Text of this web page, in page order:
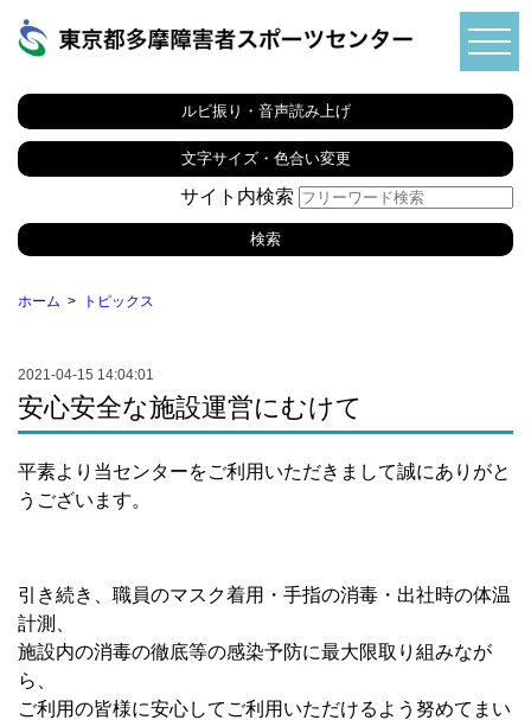
ルビ振り・音声読み上げ
文字サイズ・色合い変更
サイト内検索
ホーム トピックス
2021-04-15 14:04:01
安心安全な施設運営にむけて
平素より当センターをご利用いただきまして誠にありがと
うございます。
引き続き、職員のマスク着用・手指の消毒・出社時の体温
計測、
施設内の消毒の徹底等の感染予防に最大限取り組みなが
ら、
ご利用の皆様に安心してご利用いただけるよう努めてまい